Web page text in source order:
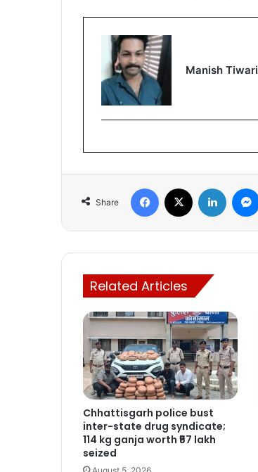
Manish Tiwari
Share
Facebook LinkedIn
Related Articles
Chhattisgarh police bust
inter-state drug syndicate;
114 kg ganja worth ₹57 lakh
seized